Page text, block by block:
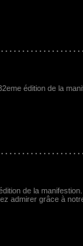
édition de la
de la
admirer grâce à